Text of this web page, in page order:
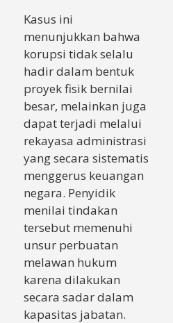
Kasus ini
menunjukkan bahwa
korupsi tidak selalu
hadir dalam bentuk
proyek fisik bernilai
besar, melainkan juga
dapat terjadi melalui
rekayasa administrasi
yang secara sistematis
menggerus keuangan
negara. Penyidik
menilai tindakan
tersebut memenuhi
unsur perbuatan
melawan hukum
karena dilakukan
secara sadar dalam
kapasitas jabatan.